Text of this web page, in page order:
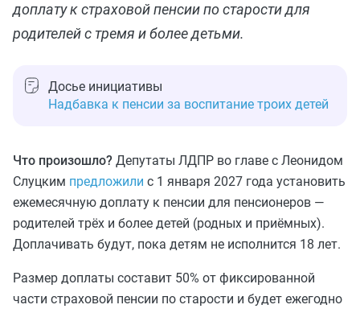
доплату к страховой пенсии по старости для
родителей с тремя и более детьми.
Досье инициативы
Надбавка к пенсии за воспитание троих детей
Что произошло? Депутаты ЛДПР во главе с Леонидом
Слуцким предложили с 1 января 2027 года установить
ежемесячную доплату к пенсии для пенсионеров —
родителей трёх и более детей (родных и приёмных).
Доплачивать будут, пока детям не исполнится 18 лет.
Размер доплаты составит 50% от фиксированной
части страховой пенсии по старости и будет ежегодно